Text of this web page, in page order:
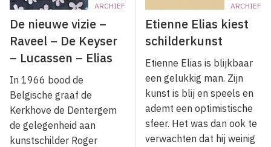
ARCHIEF
De nieuwe vizie –
Raveel – De Keyser
– Lucassen – Elias
In 1966 bood de
Belgische graaf de
Kerkhove de Dentergem
de gelegenheid aan
kunstschilder Roger
ARCHIEF
Etienne Elias kiest
schilderkunst
Etienne Elias is blijkbaar
een gelukkig man. Zijn
kunst is blij en speels en
ademt een optimistische
sfeer. Het was dan ook te
verwachten dat hij weinig